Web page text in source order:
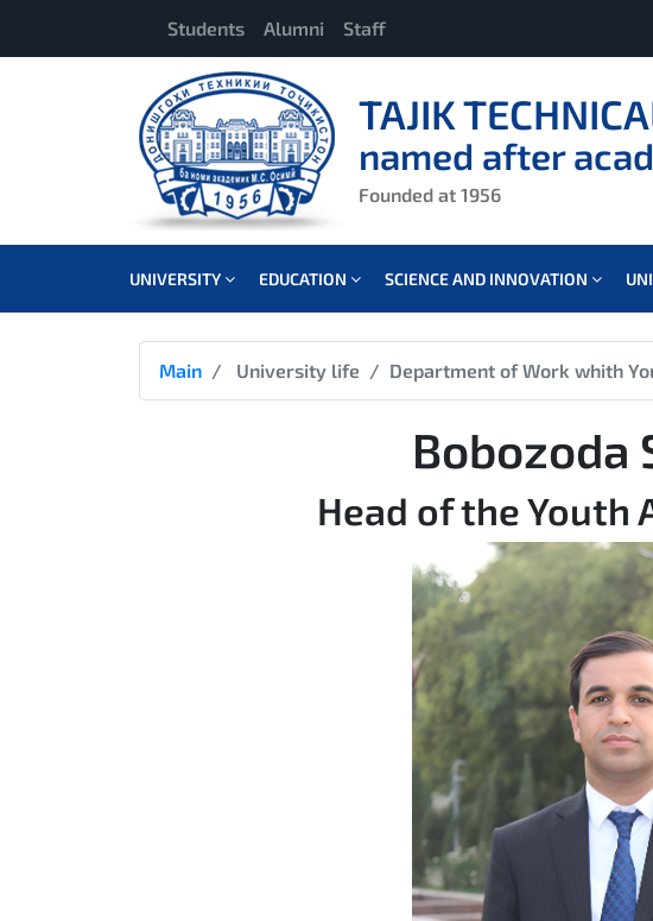
Students Alumni Staff
TAJIK
named after
Founded at 1956
UNIVERSITY EDUCATION SCIENCE AND INNOVATION
Main University life Department of Work whith
Bobozoda
Head of the